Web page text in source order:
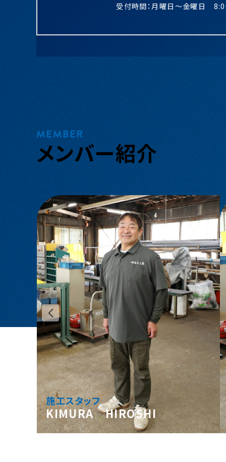
受付時間：月曜日〜金曜日
MEMBER
メンバー紹介
施工スタッフ
KIMURA HIROSHI